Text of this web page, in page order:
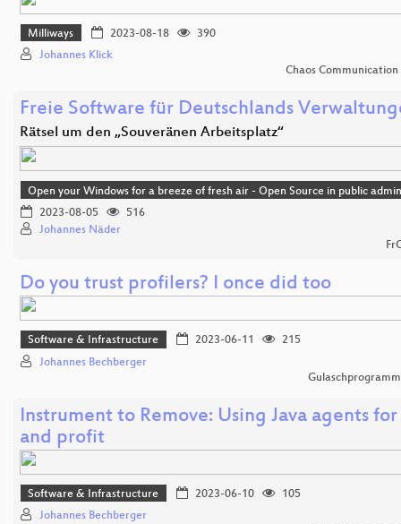
Milliways 2023-08-18
390
Johannes Klick
Chaos Communication
Freie Software für Deutschlands
Rätsel um den „Souveränen Arbeitsplatz“
Open your Windows for a breeze of fresh air - Open Source in public
2023-08-05
516
Johannes Näder
Do you trust profilers? I once did too
Software & Infrastructure 2023-06-11
215
Johannes Bechberger
Instrument to Remove: Using Java agents
and profit
Software & Infrastructure 2023-06-10
105
Johannes Bechberger